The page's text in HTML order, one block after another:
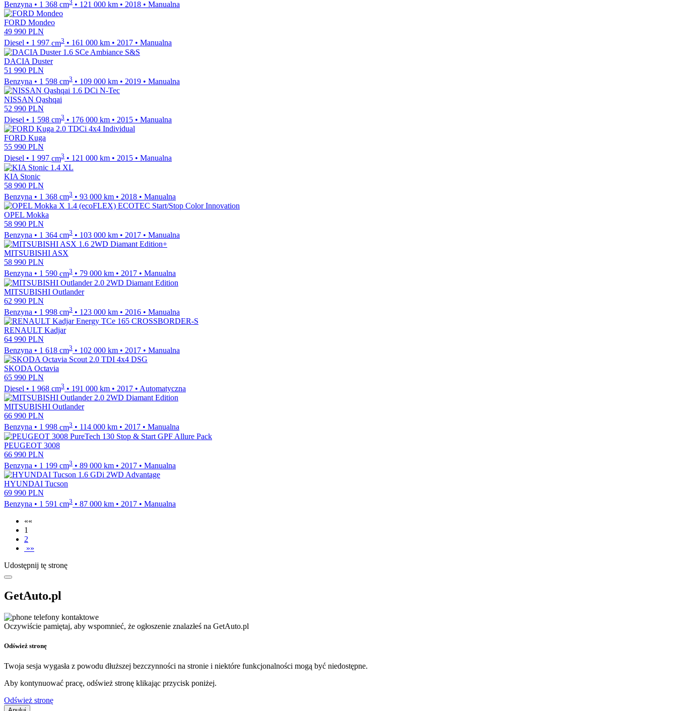
Benzyna • 1 368 cm3 • 121 000 km • 2018 • Manualna
FORD Mondeo
49 990 PLN
Diesel • 1 997 cm3 • 161 000 km • 2017 • Manualna
DACIA Duster
51 990 PLN
Benzyna • 1 598 cm3 • 109 000 km • 2019 • Manualna
NISSAN Qashqai
52 990 PLN
Diesel • 1 598 cm3 • 176 000 km • 2015 • Manualna
FORD Kuga
55 990 PLN
Diesel • 1 997 cm3 • 121 000 km • 2015 • Manualna
KIA Stonic
58 990 PLN
Benzyna • 1 368 cm3 • 93 000 km • 2018 • Manualna
OPEL Mokka
58 990 PLN
Benzyna • 1 364 cm3 • 103 000 km • 2017 • Manualna
MITSUBISHI ASX
58 990 PLN
Benzyna • 1 590 cm3 • 79 000 km • 2017 • Manualna
MITSUBISHI Outlander
62 990 PLN
Benzyna • 1 998 cm3 • 123 000 km • 2016 • Manualna
RENAULT Kadjar
64 990 PLN
Benzyna • 1 618 cm3 • 102 000 km • 2017 • Manualna
SKODA Octavia
65 990 PLN
Diesel • 1 968 cm3 • 191 000 km • 2017 • Automatyczna
MITSUBISHI Outlander
66 990 PLN
Benzyna • 1 998 cm3 • 114 000 km • 2017 • Manualna
PEUGEOT 3008
66 990 PLN
Benzyna • 1 199 cm3 • 89 000 km • 2017 • Manualna
HYUNDAI Tucson
69 990 PLN
Benzyna • 1 591 cm3 • 87 000 km • 2017 • Manualna
««
1
2
»»
Udostępnij tę stronę
GetAuto.pl
telefony kontaktowe
Oczywiście pamiętaj, aby wspomnieć, że ogłoszenie znalazłeś na GetAuto.pl
Odśwież stronę
Twoja sesja wygasła z powodu dłuższej bezczynności na stronie i niektóre funkcjonalności mogą być niedostępne.
Aby kontynuować pracę, odśwież stronę klikając przycisk poniżej.
Odśwież stronę